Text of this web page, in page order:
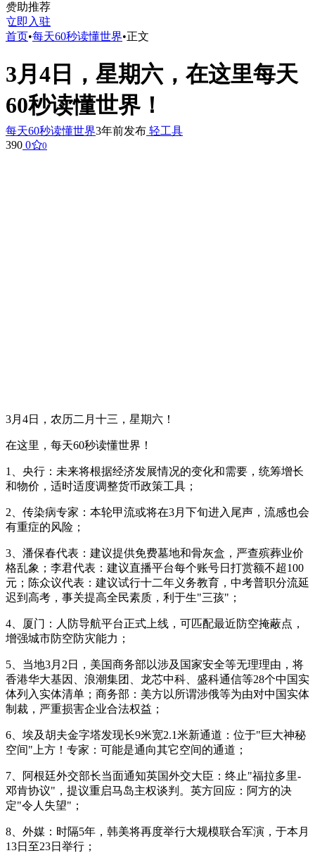
赞助推荐
立即入驻
首页•每天60秒读懂世界•正文
3月4日，星期六，在这里每天
60秒读懂世界！
每天60秒读懂世界3年前发布 轻工具
390 0 0
3月4日，农历二月十三，星期六！
在这里，每天60秒读懂世界！
1、央行：未来将根据经济发展情况的变化和需要，统筹增长
和物价，适时适度调整货币政策工具；
2、传染病专家：本轮甲流或将在3月下旬进入尾声，流感也会
有重症的风险；
3、潘保春代表：建议提供免费墓地和骨灰盒，严查殡葬业价
格乱象；李君代表：建议直播平台每个账号日打赏额不超100
元；陈众议代表：建议试行十二年义务教育，中考普职分流延
迟到高考，事关提高全民素质，利于生"三孩"；
4、厦门：人防导航平台正式上线，可匹配最近防空掩蔽点，
增强城市防空防灾能力；
5、当地3月2日，美国商务部以涉及国家安全等无理理由，将
香港华大基因、浪潮集团、龙芯中科、盛科通信等28个中国实
体列入实体清单；商务部：美方以所谓涉俄等为由对中国实体
制裁，严重损害企业合法权益；
6、埃及胡夫金字塔发现长9米宽2.1米新通道：位于"巨大神秘
空间"上方！专家：可能是通向其它空间的通道；
7、阿根廷外交部长当面通知英国外交大臣：终止"福拉多里-
邓肯协议"，提议重启马岛主权谈判。英方回应：阿方的决
定"令人失望"；
8、外媒：时隔5年，韩美将再度举行大规模联合军演，于本月
13日至23日举行；